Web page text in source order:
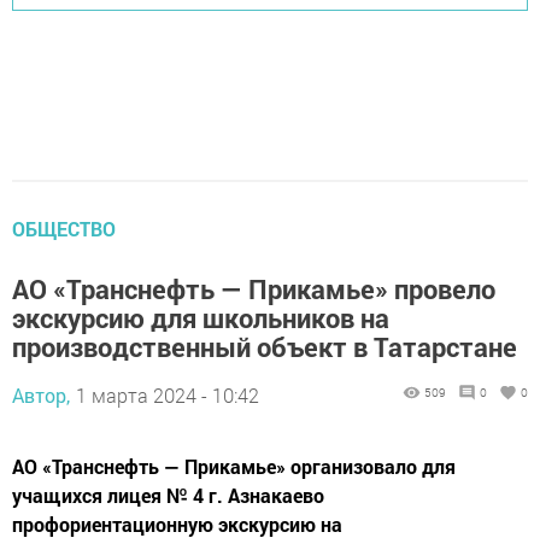
ОБЩЕСТВО
АО «Транснефть — Прикамье» провело
экскурсию для школьников на
производственный объект в Татарстане
Автор, 1 марта 2024 - 10:42 509 0 0
АО «Транснефть — Прикамье» организовало для
учащихся лицея № 4 г. Азнакаево
профориентационную экскурсию на